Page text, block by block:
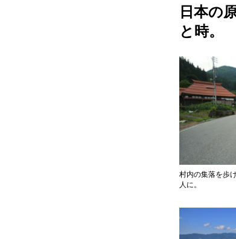
日本の
と時。
村内の集落を歩
人に。